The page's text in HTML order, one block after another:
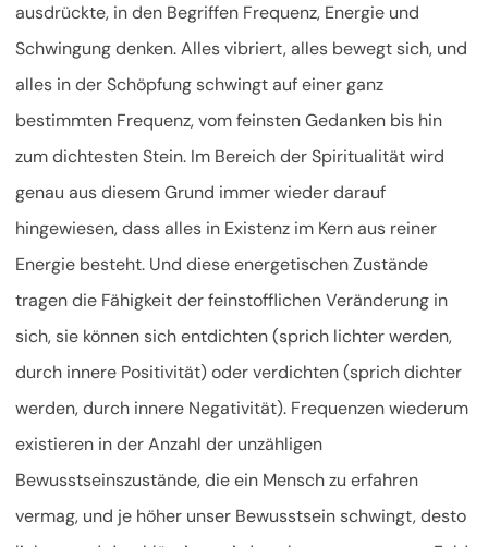
ausdrückte, in den Begriffen Frequenz, Energie und
Schwingung denken. Alles vibriert, alles bewegt sich, und
alles in der Schöpfung schwingt auf einer ganz
bestimmten Frequenz, vom feinsten Gedanken bis hin
zum dichtesten Stein. Im Bereich der Spiritualität wird
genau aus diesem Grund immer wieder darauf
hingewiesen, dass alles in Existenz im Kern aus reiner
Energie besteht. Und diese energetischen Zustände
tragen die Fähigkeit der feinstofflichen Veränderung in
sich, sie können sich entdichten (sprich lichter werden,
durch innere Positivität) oder verdichten (sprich dichter
werden, durch innere Negativität). Frequenzen wiederum
existieren in der Anzahl der unzähligen
Bewusstseinszustände, die ein Mensch zu erfahren
vermag, und je höher unser Bewusstsein schwingt, desto